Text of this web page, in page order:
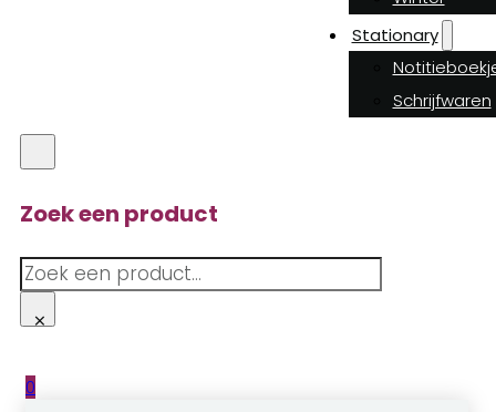
Stationary
Schrijfwaren
Zoek een product
Zoeken
×
0